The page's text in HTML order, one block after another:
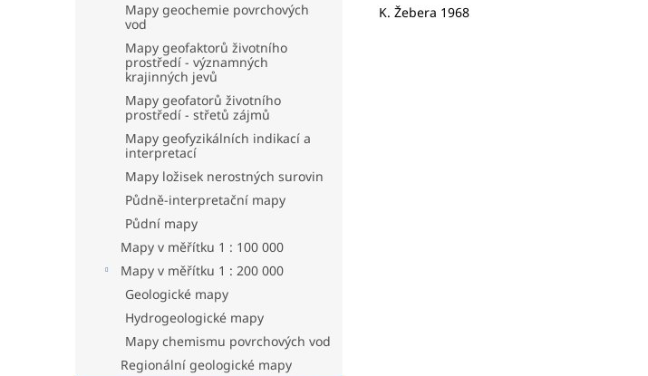
Mapy geochemie povrchových
vod
Mapy geofaktorů životního
prostředí - významných
krajinných jevů
Mapy geofatorů životního
prostředí - střetů zájmů
Mapy geofyzikálních indikací a
interpretací
Mapy ložisek nerostných surovin
Půdně-interpretační mapy
Půdní mapy
Mapy v měřítku 1 : 100 000
Mapy v měřítku 1 : 200 000
Geologické mapy
Hydrogeologické mapy
Mapy chemismu povrchových vod
Regionální geologické mapy
K. Žebera 1968